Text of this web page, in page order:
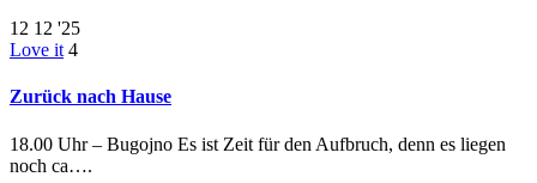
12 12 '25
Love it 4
Zurück nach Hause
18.00 Uhr – Bugojno Es ist Zeit für den Aufbruch, denn es liegen
noch ca….